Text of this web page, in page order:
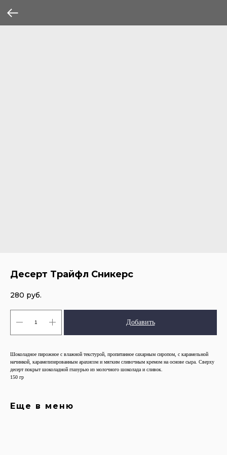
Десерт Трайфл Сникерс
280 руб.
Добавить
Шоколадное пирожное с влажной текстурой, пропитанное сахарным сиропом, с карамельной
начинкой, карамелизированным арахисом и мягким сливочным кремом на основе сыра. Сверху
десерт покрыт шоколадной глазурью из молочного шоколада и сливок.
150 гр
Еще в меню